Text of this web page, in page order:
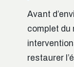
Avant
complet du
restaurer